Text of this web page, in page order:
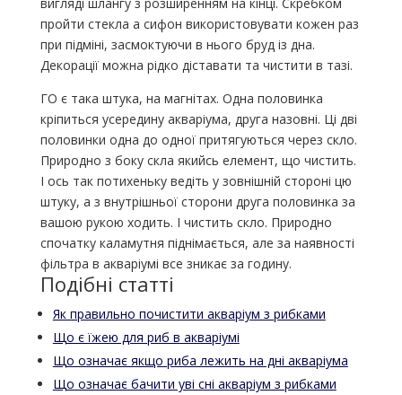
пройти стекла а сифон використовувати кожен раз
при підміні, засмоктуючи в нього бруд із дна.
Декорації можна рідко діставати та чистити в тазі.
ГО є така штука, на магнітах. Одна половинка
кріпиться усередину акваріума, друга назовні. Ці дві
половинки одна до одної притягуються через скло.
Природно з боку скла якийсь елемент, що чистить.
І ось так потихеньку ведіть у зовнішній стороні цю
штуку, а з внутрішньої сторони друга половинка за
вашою рукою ходить. І чистить скло. Природно
спочатку каламутня піднімається, але за наявності
фільтра в акваріумі все зникає за годину.
Подібні статті
Як правильно почистити акваріум з рибками
Що є їжею для риб в акваріумі
Що означає якщо риба лежить на дні акваріума
Що означає бачити уві сні акваріум з рибками